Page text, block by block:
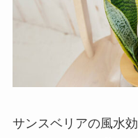
サンスベリアの風水